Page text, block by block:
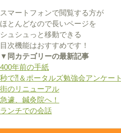
スマートフォンで閲覧する方が
ほとんどなので長いページを
シュシュっと移動できる
目次機能はおすすめです！
▼同カテゴリーの最新記事
400年前の手紙
秒で⁈＆ポータルズ勉強会アンケー
街のリニューアル
急遽、鍼灸院へ！
ランチでの会話